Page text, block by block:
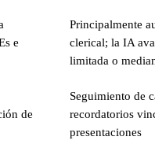
e
Principalmente
clerical; la IA
limitada o
de
Seguimiento de
recordatorios
presentaciones